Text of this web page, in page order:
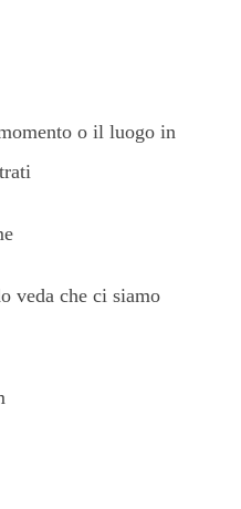
o il luogo in
veda che ci siamo